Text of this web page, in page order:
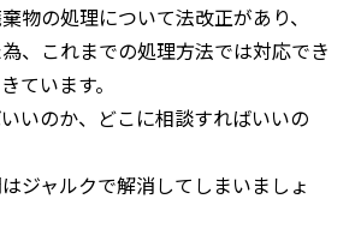
物の処理について法改正があり、
、これまでの処理方法では対応でき
ています。
いのか、どこに相談すればいいの
ジャルクで解消してしまいましょ